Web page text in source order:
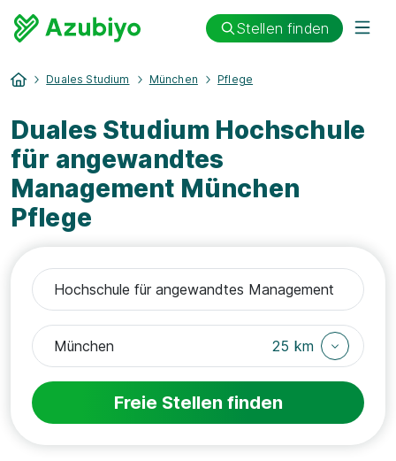
Stellen finden
Duales Studium München Pflege
Duales Studium Hochschule
für angewandtes
Management München
Pflege
25 km
Freie Stellen finden